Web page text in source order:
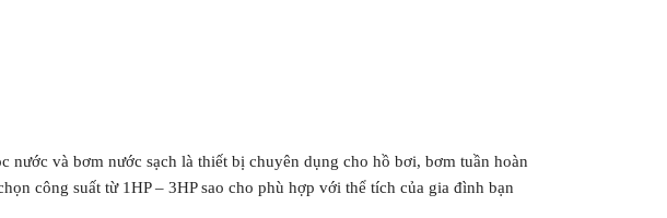
và bơm nước sạch là thiết bị chuyên dụng cho hồ bơi, bơm tuần hoàn
công suất từ 1HP – 3HP sao cho phù hợp với thể tích của gia đình bạn